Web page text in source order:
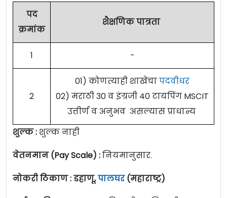
पद
क्रमांक
शैक्षणिक पात्रता
1 -
2
01) कोणत्याही शाखेचापदवीधर
02) मराठी 30 व इंग्रजी 40 टायपिंग MSCIT
उत्तीर्ण व अनुभव असल्यास प्राधान्य
शुल्क : शुल्क नाही
वेतनमान (Pay Scale) :नियमानुसार.
नोकरी ठिकाण : डहाणू,पालघर(महाराष्ट्र)